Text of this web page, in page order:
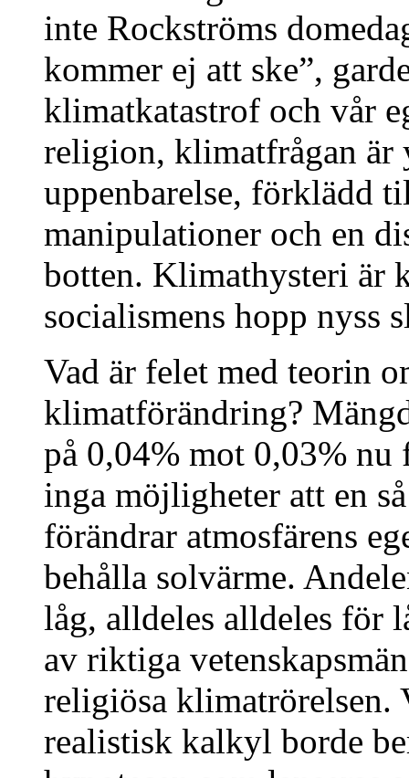
inte Rockströms
kommer ej att ske”,
klimatkatastrof och vår
religion, klimatfrågan är
uppenbarelse, förklädd
manipulationer och en
botten. Klimathysteri är
socialismens hopp nyss
Vad är felet med teorin
klimatförändring?
på 0,04% mot 0,03% nu
inga möjligheter att en
förändrar atmosfärens
behålla solvärme.
låg, alldeles alldeles för
av riktiga
religiösa klimatrörelsen.
realistisk kalkyl borde